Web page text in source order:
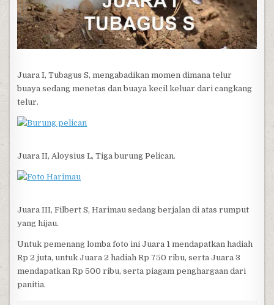
Juara I, Tubagus S, mengabadikan momen dimana telur
buaya sedang menetas dan buaya kecil keluar dari cangkang
telur.
Juara II, Aloysius L, Tiga burung Pelican.
Juara III, Filbert S, Harimau sedang berjalan di atas rumput
yang hijau.
Untuk pemenang lomba foto ini Juara 1 mendapatkan hadiah
Rp 2 juta, untuk Juara 2 hadiah Rp 750 ribu, serta Juara 3
mendapatkan Rp 500 ribu, serta piagam penghargaan dari
panitia.